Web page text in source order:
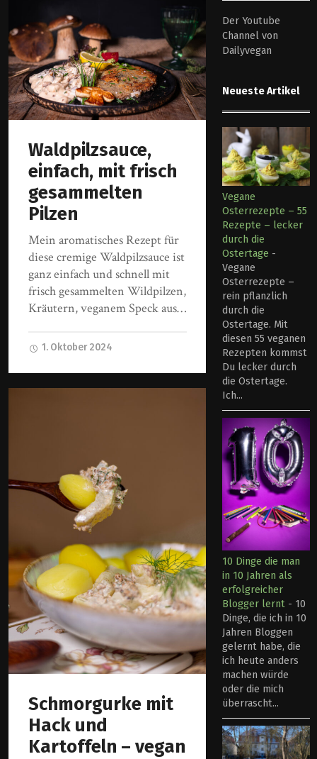
Waldpilzsauce,
einfach, mit frisch
gesammelten
Pilzen
Mein aromatisches Rezept für
diese cremige Waldpilzsauce ist
ganz einfach und schnell mit
frisch gesammelten Wildpilzen,
Kräutern, veganem Speck aus…
1. Oktober 2024
Schmorgurke mit
Hack und
Kartoffeln – vegan
Der Youtube
Channel von
Dailyvegan
Neueste Artikel
Vegane
Osterrezepte – 55
Rezepte – lecker
durch die
Ostertage -
Vegane
Osterrezepte –
rein pflanzlich
durch die
Ostertage. Mit
diesen 55 veganen
Rezepten kommst
Du lecker durch
die Ostertage.
Ich...
10 Dinge die man
in 10 Jahren als
erfolgreicher
Blogger lernt - 10
Dinge, die ich in 10
Jahren Bloggen
gelernt habe, die
ich heute anders
machen würde
oder die mich
überrascht...